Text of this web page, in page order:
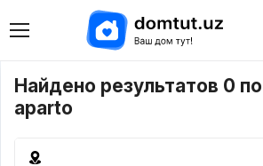
Найдено результатов 0
aparto